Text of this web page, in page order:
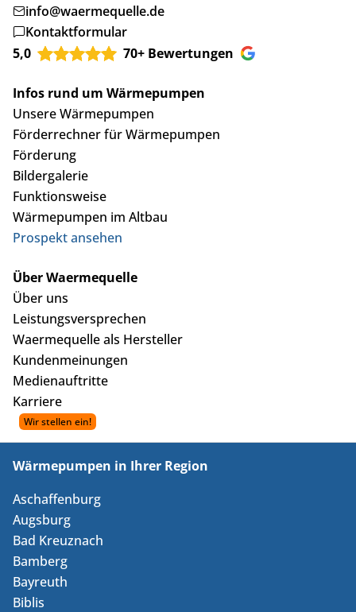
info@waermequelle.de
Kontaktformular
5,0
70+ Bewertungen
Infos rund um Wärmepumpen
Unsere Wärmepumpen
Förderrechner für Wärmepumpen
Förderung
Bildergalerie
Funktionsweise
Wärmepumpen im Altbau
Prospekt ansehen
Über Waermequelle
Über uns
Leistungsversprechen
Waermequelle als Hersteller
Kundenmeinungen
Medienauftritte
Karriere
Wärmepumpen in Ihrer Region
Aschaffenburg
Augsburg
Bad Kreuznach
Bamberg
Bayreuth
Biblis